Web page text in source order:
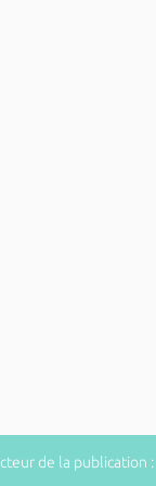
de la publication :